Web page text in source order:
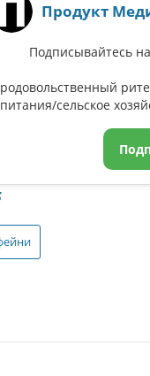
Продукт
Подписывайтесь
питания/сельское